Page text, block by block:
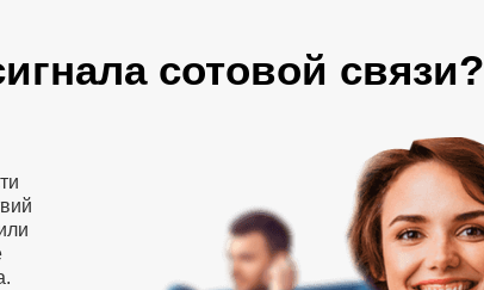
сотовой связи?